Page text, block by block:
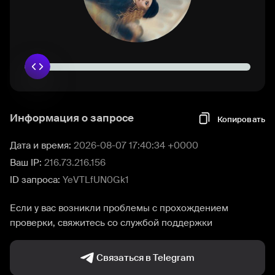
Информация о запросе Копировать
Дата и время: 2026-08-07 17:40:34 +0000
Ваш IP: 216.73.216.156
ID запроса: YeVTLfUN0Gk1
Если у вас возникли проблемы с прохождением
проверки, свяжитесь со службой поддержки
Связаться в Telegram